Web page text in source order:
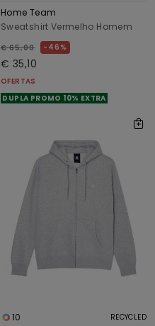
Home Team
Sweatshirt Vermelho Homem
€ 65,00 46%
€ 35,10
OFERTAS
DUPLA PROMO 10% EXTRA
10 RECYCLED